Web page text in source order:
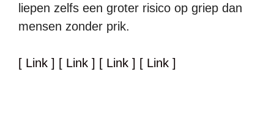
liepen zelfs een groter risico op griep dan
mensen zonder prik.
[ Link ] [ Link ] [ Link ] [ Link ]